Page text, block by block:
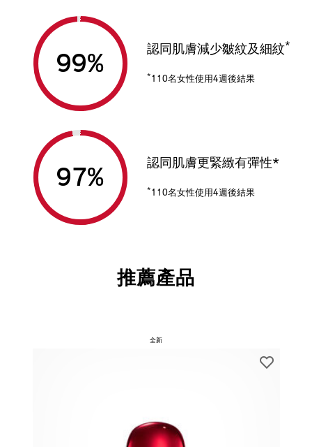
99%
認同肌膚減少皺紋及細紋*
* 110名女性使用4週後結果
97%
認同肌膚更緊緻有彈性*
* 110名女性使用4週後結果
推薦產品
全新